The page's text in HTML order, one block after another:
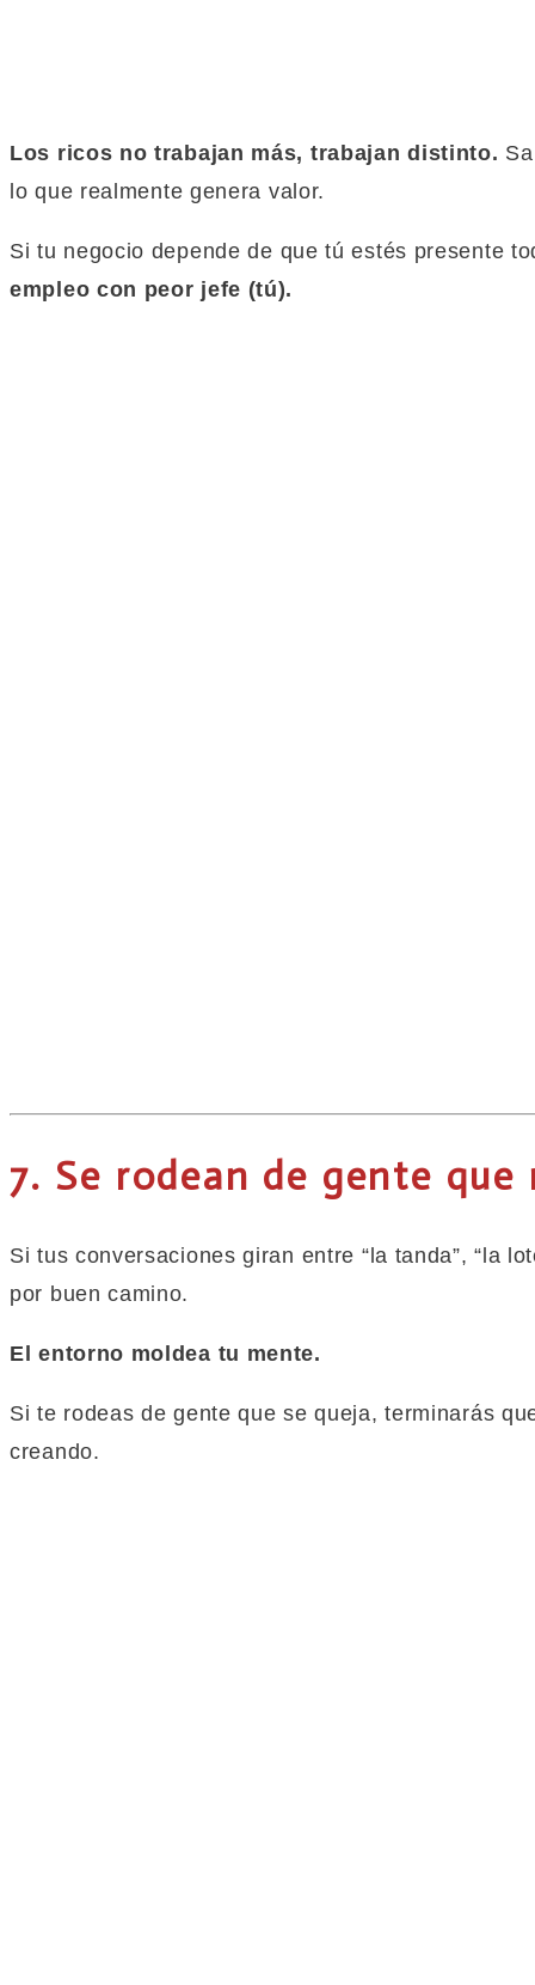
Los ricos no trabajan más, trabajan distinto.
loque realmente genera valor.
Si tu negocio depende de que tú estés presente
empleo con peor jefe (tú).
7. Se rodean de gente que
Si tus conversaciones giran entre “la tanda”, “la
por buen camino.
El entorno moldea tu mente.
Si te rodeas de genteque se queja, terminarás
creando.